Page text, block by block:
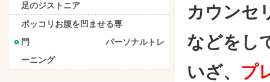
カウンセ
などをし
いざ、 プ
足のジストニア
ポッコリお腹を凹ませる専
門 パーソナルトレ
ーニング